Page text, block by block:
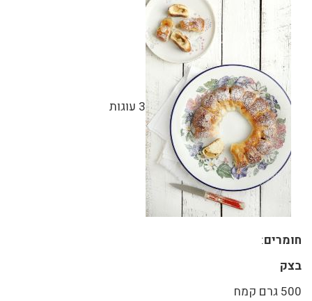
3 עוגות
חומרים:
בצק
500 גרם קמח